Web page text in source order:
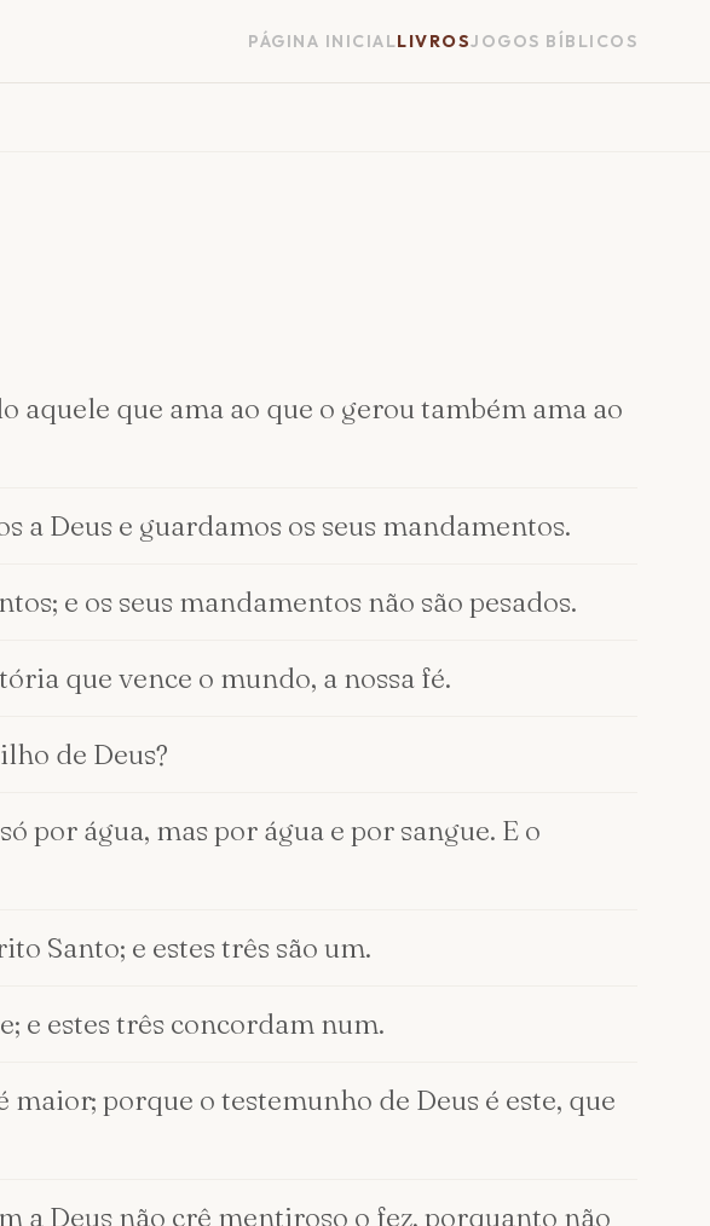
PÁGINA INICIALLIVROSJOGOS BÍBLICOS
aquele que ama ao que o gerou também ama ao
a Deus e guardamos os seus mandamentos.
e os seus mandamentos não são pesados.
que vence o mundo, a nossa fé.
de Deus?
por água, mas por água e por sangue. E o
Santo; e estes três são um.
e estes três concordam num.
porque o testemunho de Deus é este, que
a Deus não crê mentiroso o fez, porquanto não